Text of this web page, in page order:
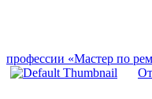
профессии «Мастер по